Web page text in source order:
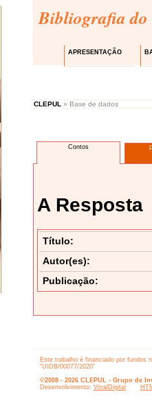
Bibliografia do
APRESENTAÇÃO
CLEPUL » Base de dados
Contos
A Resposta
Título:
Autor(es):
Publicação:
Este trabalho é financiado por fundos
“UIDB/00077/2020”
©2008 - 2026 CLEPUL - Grupo de
Desenvolvimento: VitralDigital